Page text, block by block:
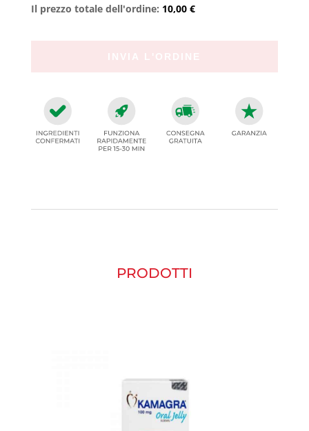
Il prezzo totale dell'ordine: 10,00 €
PRODOTTI